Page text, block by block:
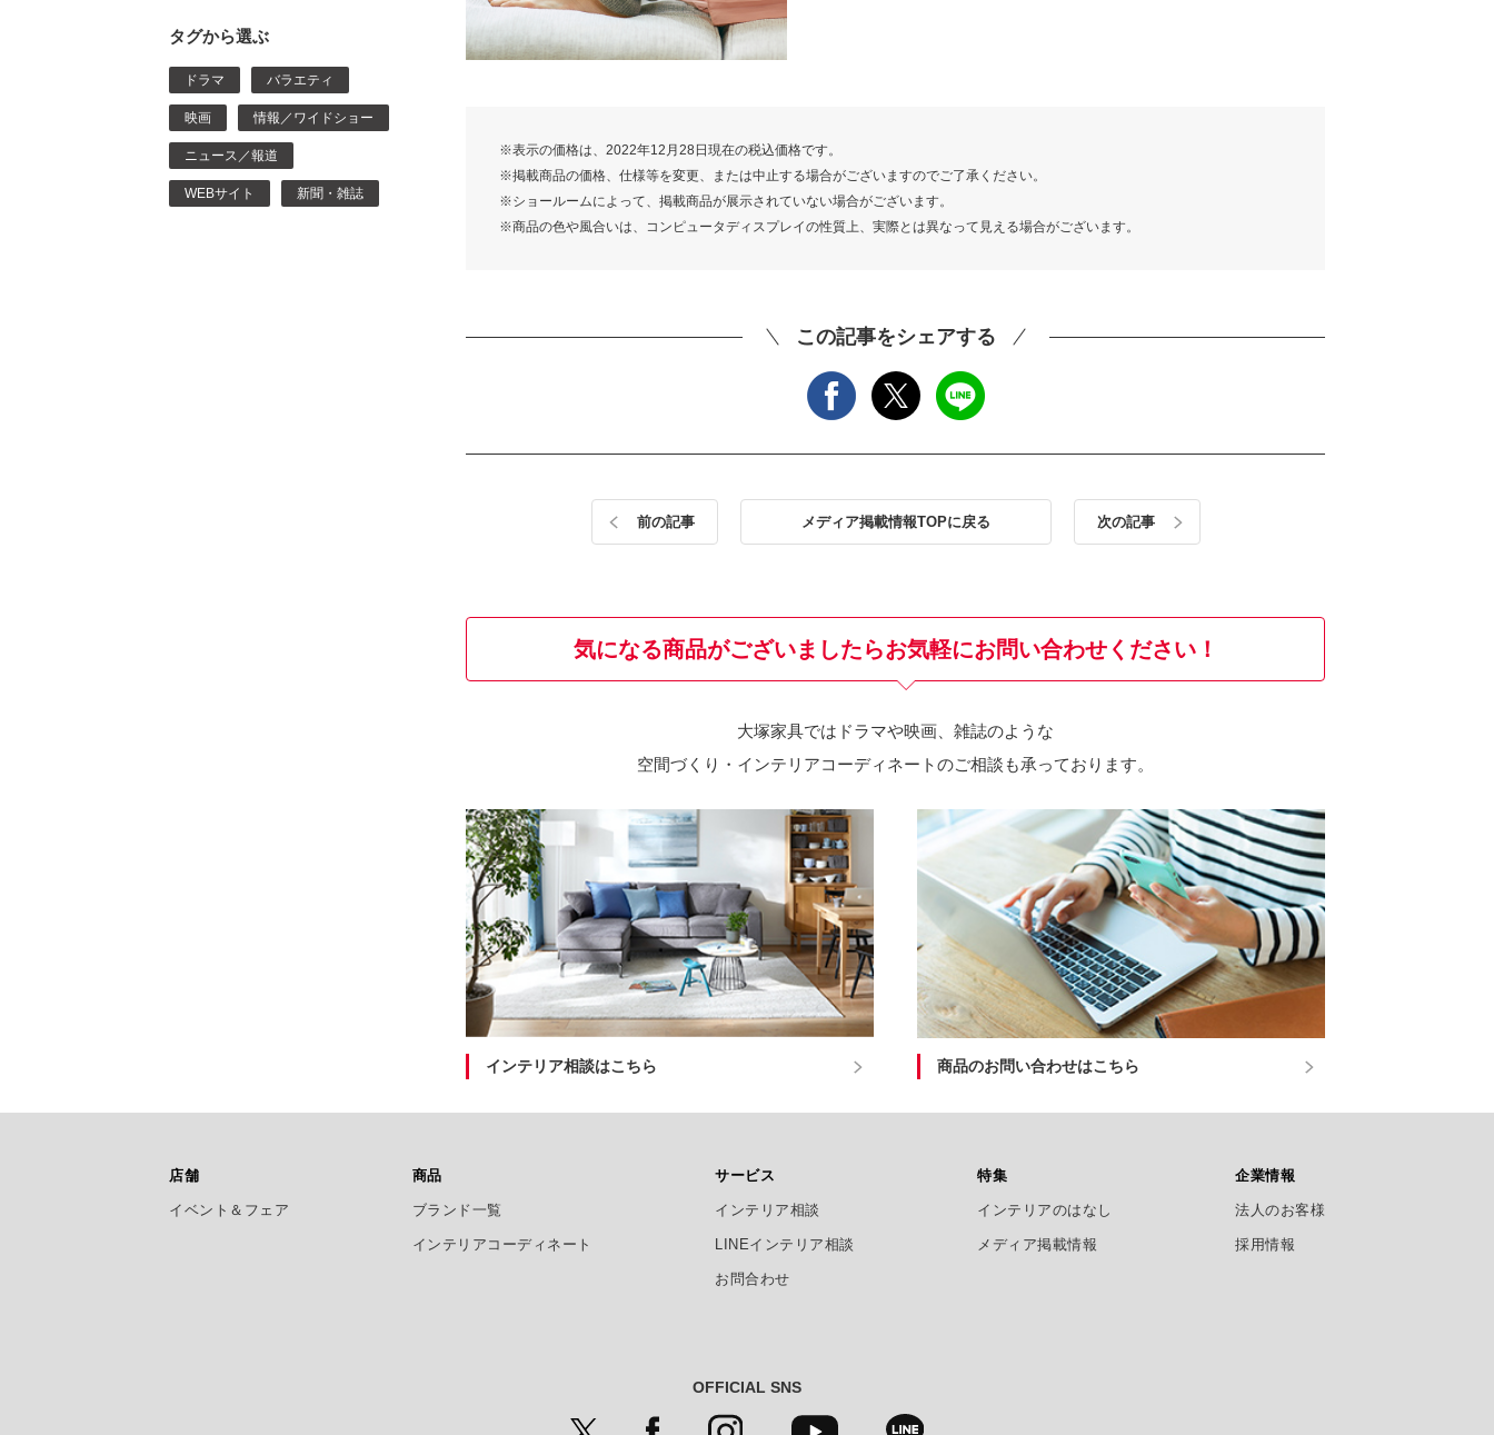
タグから選ぶ
ドラマ バラエティ
映画 情報／ワイドショー
ニュース／報道
WEBサイト 新聞・雑誌
表示の価格は、2022年12月28日現在の税込価格です。
掲載商品の価格、仕様等を変更、または中止する場合がございますのでご了承ください。
ショールームによって、掲載商品が展示されていない場合がございます。
商品の色や風合いは、コンピュータディスプレイの性質上、実際とは異なって見える場合がございます。
この記事をシェアする
前の記事 メディア掲載情報TOPに戻る 次の記事
気になる商品がございましたらお気軽にお問い合わせください！
大塚家具ではドラマや映画、雑誌のような
空間づくり・インテリアコーディネートのご相談も承っております。
インテリア相談はこちら 商品のお問い合わせはこちら
店舗
イベント＆フェア
商品
ブランド一覧
インテリアコーディネート
サービス
インテリア相談
LINEインテリア相談
お問合わせ
特集
インテリアのはなし
メディア掲載情報
企業情報
法人のお客様
採用情報
OFFICIAL SNS